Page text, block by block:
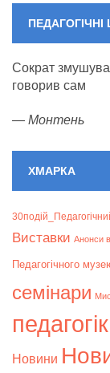
ПЕДАГОГІЧНІ
Сократ
говорив сам
— Монтень
ХМАРКА
Bиставки Анонси
Педагогічного
семінари
Новини